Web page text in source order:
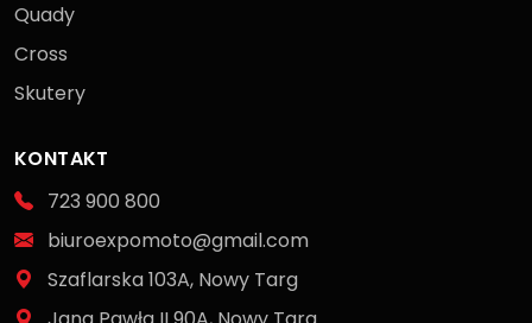
Quady
Cross
Skutery
KONTAKT
723 900 800
biuroexpomoto@gmail.com
Szaflarska 103A, Nowy Targ